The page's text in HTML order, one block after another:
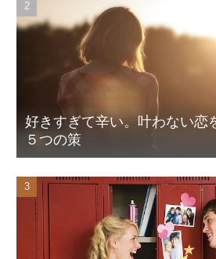
好きすぎて辛い。叶わない恋
５つの策